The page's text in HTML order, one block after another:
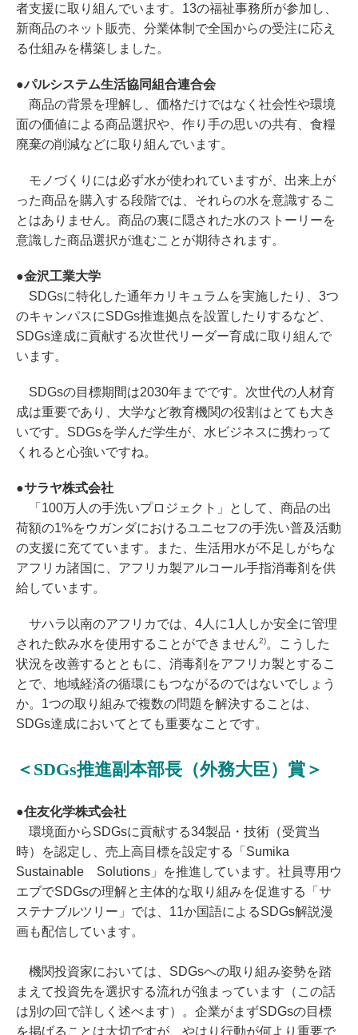
者支援に取り組んでいます。13の福祉事務所が参加し、
新商品のネット販売、分業体制で全国からの受注に応え
る仕組みを構築しました。
●パルシステム生活協同組合連合会
商品の背景を理解し、価格だけではなく社会性や環境
面の価値による商品選択や、作り手の思いの共有、食糧
廃棄の削減などに取り組んでいます。
モノづくりには必ず水が使われていますが、出来上が
った商品を購入する段階では、それらの水を意識するこ
とはありません。商品の裏に隠された水のストーリーを
意識した商品選択が進むことが期待されます。
●金沢工業大学
SDGsに特化した通年カリキュラムを実施したり、3つ
のキャンパスにSDGs推進拠点を設置したりするなど、
SDGs達成に貢献する次世代リーダー育成に取り組んで
います。
SDGsの目標期間は2030年までです。次世代の人材育
成は重要であり、大学など教育機関の役割はとても大き
いです。SDGsを学んだ学生が、水ビジネスに携わって
くれると心強いですね。
●サラヤ株式会社
「100万人の手洗いプロジェクト」として、商品の出
荷額の1%をウガンダにおけるユニセフの手洗い普及活動
の支援に充てています。また、生活用水が不足しがちな
アフリカ諸国に、アフリカ製アルコール手指消毒剤を供
給しています。
サハラ以南のアフリカでは、4人に1人しか安全に管理
された飲み水を使用することができません2)。こうした
状況を改善するとともに、消毒剤をアフリカ製とするこ
とで、地域経済の循環にもつながるのではないでしょう
か。1つの取り組みで複数の問題を解決することは、
SDGs達成においてとても重要なことです。
＜SDGs推進副本部長（外務大臣）賞＞
●住友化学株式会社
環境面からSDGsに貢献する34製品・技術（受賞当
時）を認定し、売上高目標を設定する「Sumika
Sustainable Solutions」を推進しています。社員専用ウ
エブでSDGsの理解と主体的な取り組みを促進する「サ
ステナブルツリー」では、11か国語によるSDGs解説漫
画も配信しています。
機関投資家においては、SDGsへの取り組み姿勢を踏
まえて投資先を選択する流れが強まっています（この話
は別の回で詳しく述べます）。企業がまずSDGsの目標
を掲げることは大切ですが、やはり行動が何より重要で